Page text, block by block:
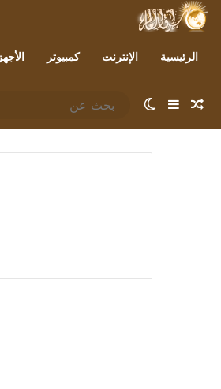
الرئيسية الإنترنت كمبيوتر
مقال عشوائي
إضافة عمود جانبي
الوضع المظلم